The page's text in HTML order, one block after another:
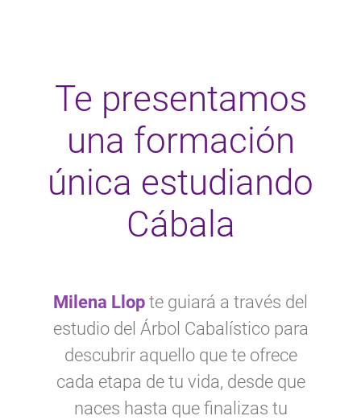
Te presentamos
una formación
única estudiando
Cábala
Milena Llop te guiará a través del
estudio del Árbol Cabalístico para
descubrir aquello que te ofrece
cada etapa de tu vida, desde que
naces hasta que finalizas tu